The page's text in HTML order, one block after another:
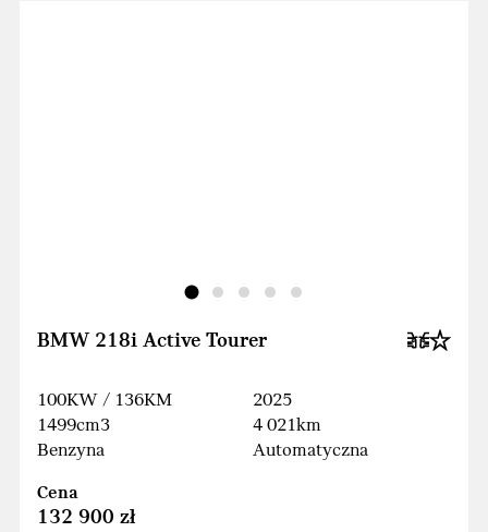
BMW 218i Active Tourer
100KW / 136KM
1499cm3
Benzyna
2025
4 021km
Automatyczna
Cena
132 900 zł